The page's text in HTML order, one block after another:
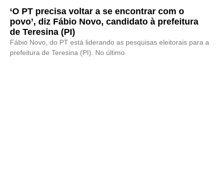
‘O PT precisa voltar a se encontrar com o
povo’, diz Fábio Novo, candidato à prefeitura
de Teresina (PI)
Fábio Novo, do PT está liderando as pesquisas eleitorais para a
prefeitura de Teresina (PI). No último